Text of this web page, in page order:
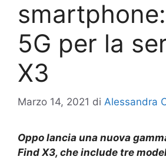
5G per la
X3
Marzo 14, 2021 di Alessandra
Oppo lancia una nuova
Find X3, che include tre